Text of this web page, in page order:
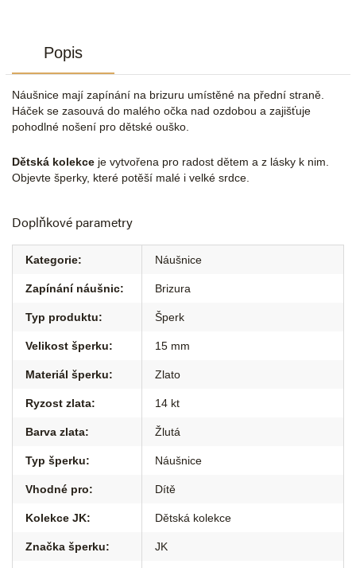
Popis
Náušnice mají zapínání na brizuru umístěné na přední straně.
Háček se zasouvá do malého očka nad ozdobou a zajišťuje
pohodlné nošení pro dětské ouško.
Dětská kolekce je vytvořena pro radost dětem a z lásky k nim.
Objevte šperky, které potěší malé i velké srdce.
Doplňkové parametry
Kategorie: Náušnice
Zapínání náušnic: Brizura
Typ produktu: Šperk
Velikost šperku: 15 mm
Materiál šperku: Zlato
Ryzost zlata: 14 kt
Barva zlata: Žlutá
Typ šperku: Náušnice
Vhodné pro: Dítě
Kolekce JK: Dětská kolekce
Značka šperku: JK